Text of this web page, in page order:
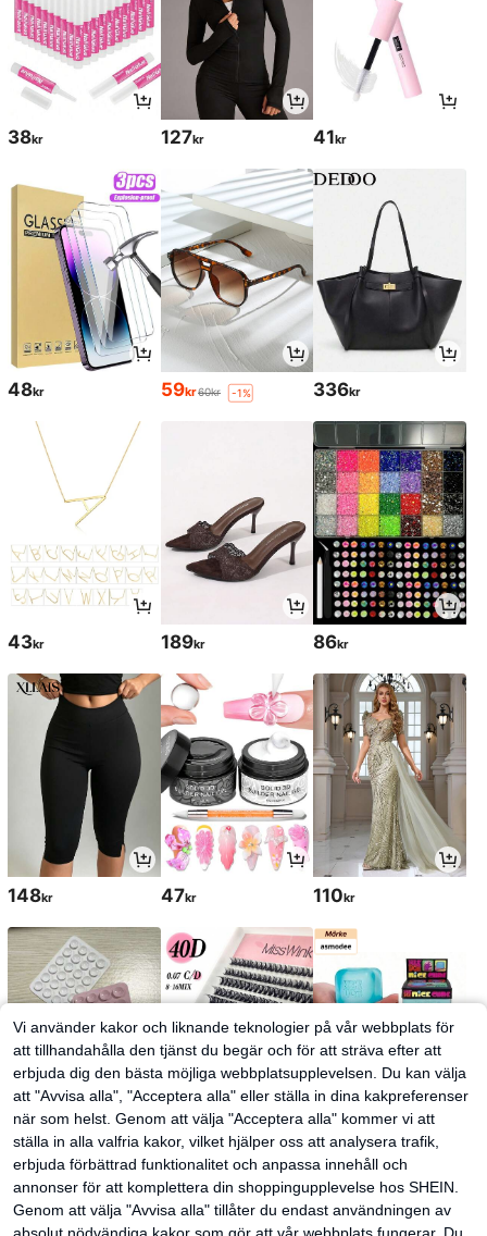
38kr 127kr 41kr
48kr 59kr60kr -1% 336kr
43kr 189kr 86kr
148kr 47kr 110kr
28kr 60 kr 62kr -3% 83kr
Vi använder kakor och liknande teknologier på vår webbplats för
att tillhandahålla den tjänst du begär och för att sträva efter att
erbjuda dig den bästa möjliga webbplatsupplevelsen. Du kan välja
att "Avvisa alla", "Acceptera alla" eller ställa in dina kakpreferenser
när som helst. Genom att välja "Acceptera alla" kommer vi att
ställa in alla valfria kakor, vilket hjälper oss att analysera trafik,
erbjuda förbättrad funktionalitet och anpassa innehåll och
annonser för att komplettera din shoppingupplevelse hos SHEIN.
Genom att välja "Avvisa alla" tillåter du endast användningen av